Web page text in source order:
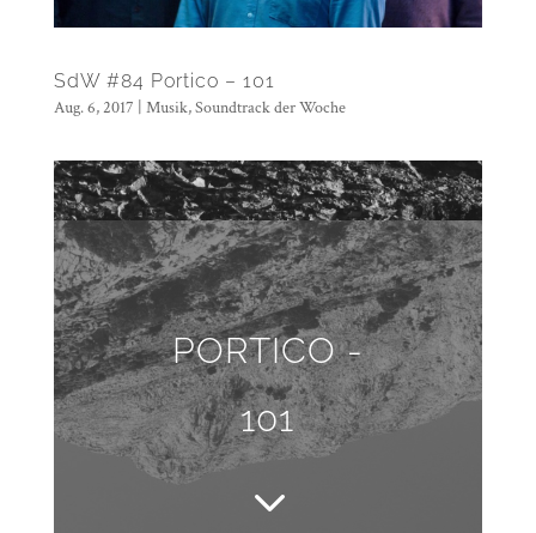
SdW #84 Portico – 101
Aug. 6, 2017 Musik,Soundtrack der Woche
PORTICO -
101
3